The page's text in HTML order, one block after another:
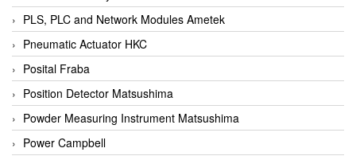
BETA
Bifold
Bihl+wiedemann
Bihl+wiedemann
Bilz
Binder Connector
PLS, PLC and Network Modules Ametek
Pneumatic Actuator HKC
Posital Fraba
Position Detector Matsushima
Powder Measuring Instrument Matsushima
Power Campbell